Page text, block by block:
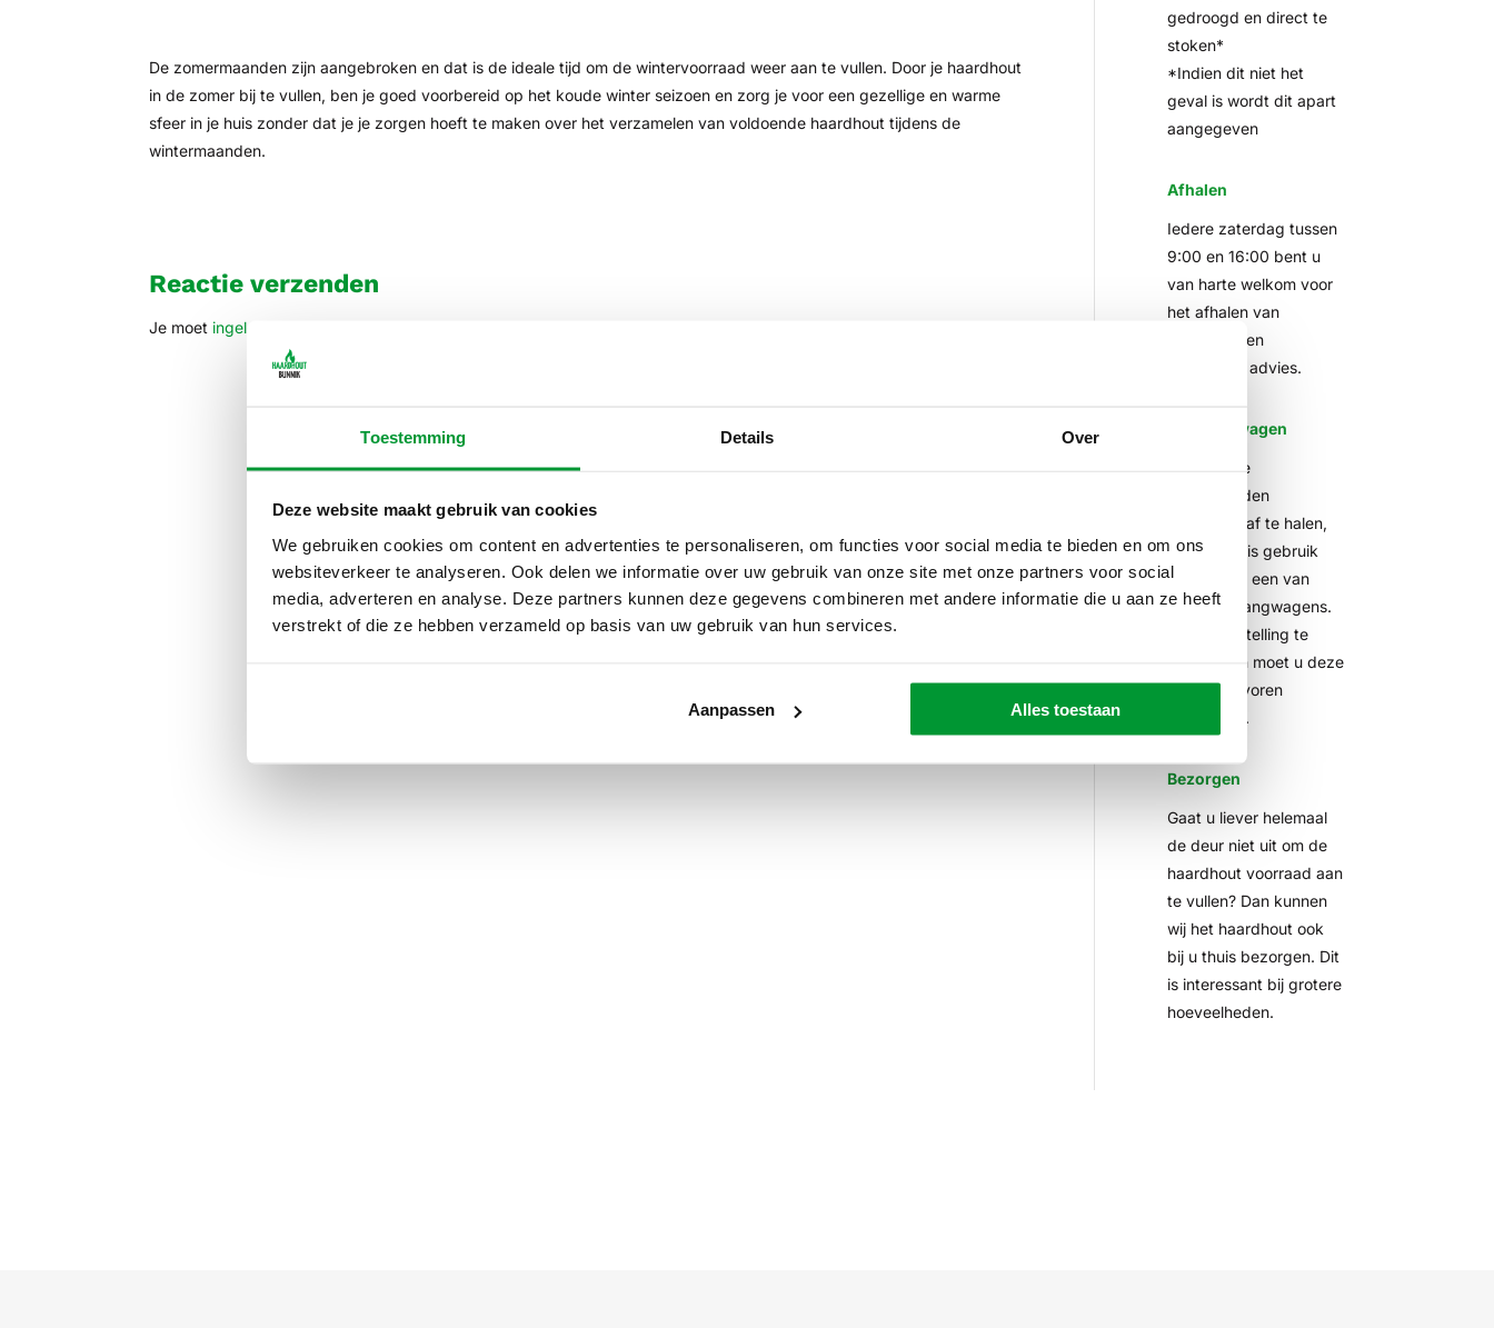
Toestemming Details Over
Deze website maakt gebruik van cookies
We gebruiken cookies om content en advertenties te personaliseren, om functies voor social media te bieden en om ons
websiteverkeer te analyseren. Ook delen we informatie over uw gebruik van onze site met onze partners voor social
media, adverteren en analyse. Deze partners kunnen deze gegevens combineren met andere informatie die u aan ze heeft
verstrekt of die ze hebben verzameld op basis van uw gebruik van hun services.
Aanpassen Alles toestaan
De zomermaanden zijn aangebroken en dat is de ideale tijd om de wintervoorraad weer aan te vullen. Door je haardhout
in de zomer bij te vullen, ben je goed voorbereid op het koude winter seizoen en zorg je voor een gezellige en warme
sfeer in je huis zonder dat je je zorgen hoeft te maken over het verzamelen van voldoende haardhout tijdens de
wintermaanden.
Reactie verzenden
Je moet ingelogd zijn op
gedroogd en direct te
stoken*
*Indien dit niet het
geval is wordt dit apart
aangegeven
Afhalen
Iedere zaterdag tussen
9:00 en 16:00 bent u
van harte welkom voor
het afhalen van
haardhout en
vrijblijvend advies.
Aanhangwagen
Om grotere
hoeveelheden
haardhout af te halen,
kunt u gratis gebruik
maken van een van
onze aanhangwagens.
Om teleurstelling te
voorkomen moet u deze
wel van tevoren
reserveren.
Bezorgen
Gaat u liever helemaal
de deur niet uit om de
haardhout voorraad aan
te vullen? Dan kunnen
wij het haardhout ook
bij u thuis bezorgen. Dit
is interessant bij grotere
hoeveelheden.